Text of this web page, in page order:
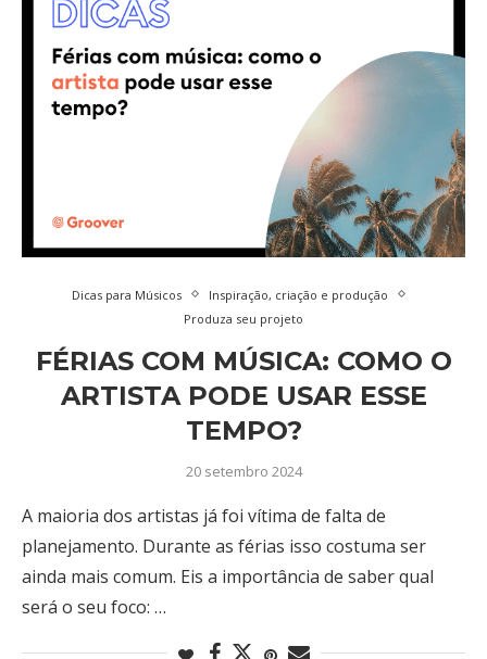
Dicas para Músicos
Inspiração, criação e produção
Produza seu projeto
FÉRIAS COM MÚSICA: COMO O
ARTISTA PODE USAR ESSE
TEMPO?
20 setembro 2024
A maioria dos artistas já foi vítima de falta de
planejamento. Durante as férias isso costuma ser
ainda mais comum. Eis a importância de saber qual
será o seu foco: …